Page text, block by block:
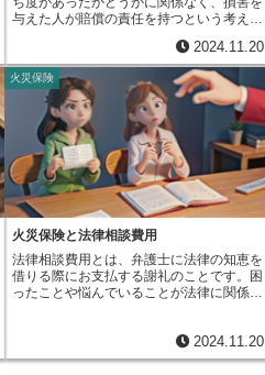
す。万が一の事故に備え、安心して暮らす
ためにも、個人賠償責任保険への加入を検
討することをお勧めします。
なつらさや社会的な信頼を失うなど、重大
な影響を受ける可能性があります。例え
ば、クレジットカードの情報が漏洩した場
合、不正利用による金銭的な被害が発生す
る可能性があります。また、住所や電話番
号が漏洩した場合、迷惑な電話や訪問を受
けるなど、日常生活に支障をきたす可能性
があります。さらに、病歴や宗教などのデ
リケートな情報が漏洩した場合、差別や偏
見を受ける可能性も懸念されます。そのた
め、個人情報漏洩への対策は、個人だけで
なく、企業や組織にとっても喫緊の課題と
なっています。企業は、従業員への教育や
システムの強化など、漏洩対策を徹底する
必要があります。また、個人もパスワード
の管理や不用意な情報提供を控えるなど、
自衛策を講じることが重要です。個人情報
保護法などの法律を遵守し、適切な情報管
与えた人が賠償の責任を持つという考え方
ば、損害を与えた人は、故意や過失があっ
たかどうかに関わらず、賠償責任を負うこ
とになります。例えば、工場から流れ出た
有害物質によって近隣に住む人々の健康が
害された場合を考えてみましょう。工場側
は有害物質の流出を防ぐためにあらゆる手
段を講じていたとしても、損害が発生した
以上は賠償責任を負わなければなりませ
ん。この考え方は、特に環境問題や仕事中
の事故の分野で重要視されています。被害
を受けた人を守ることを重視し、損害を与
えた側により高い注意義務を課すことで、
す。現代社会では、企業活動は大規模化、
複雑化しており、事故が発生した場合の影
響も大きくなる可能性があります。このよ
に関わらず責任を負わせることで、企業は
安全管理にもっと気を配るようになり、結
果として社会全体の安全性の向上に繋がる
2024.11.20
火災保険
火災保険と法律相談費用
法律相談費用とは、弁護士に法律の知恵を
借りる際にお支払する謝礼のことです。困
ったことや悩んでいることが法律に関係し
分を守る権利について詳しく知ることがで
きます。相談内容は様々で、土地や建物の
2024.11.20